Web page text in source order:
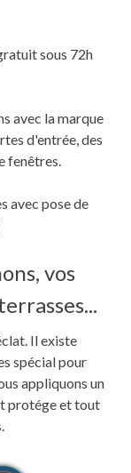
sous 72h
avec la marque
d'entrée, des
fenêtres.
avec pose de
vos
Il existe
spécial pour
appliquons un
protége et tout